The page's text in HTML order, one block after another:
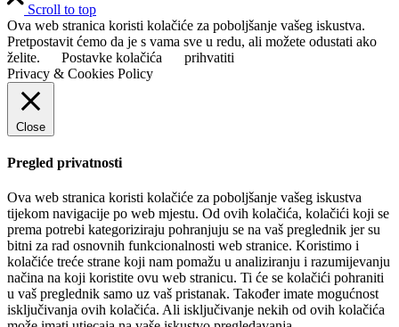
Scroll to top
Ova web stranica koristi kolačiće za poboljšanje vašeg iskustva.
Pretpostavit ćemo da je s vama sve u redu, ali možete odustati ako
želite.
Postavke kolačića
prihvatiti
Privacy & Cookies Policy
Close
Pregled privatnosti
Ova web stranica koristi kolačiće za poboljšanje vašeg iskustva
tijekom navigacije po web mjestu. Od ovih kolačića, kolačići koji se
prema potrebi kategoriziraju pohranjuju se na vaš preglednik jer su
bitni za rad osnovnih funkcionalnosti web stranice. Koristimo i
kolačiće treće strane koji nam pomažu u analiziranju i razumijevanju
načina na koji koristite ovu web stranicu. Ti će se kolačići pohraniti
u vaš preglednik samo uz vaš pristanak. Također imate mogućnost
isključivanja ovih kolačića. Ali isključivanje nekih od ovih kolačića